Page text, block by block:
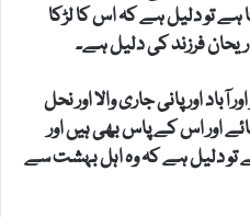
ہے تو دلیل ہے کہ اس کا لڑکا
ریحان فرزند کی دلیل ہے۔
اور پانی جاری والا اور نحل
اور اس کے پاس بھی ہیں اور
تو دلیل ہے کہ وہ اہل بہشت سے